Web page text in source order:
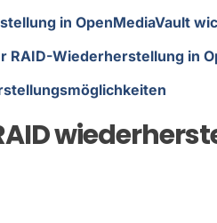
in OpenMediaVault
Wiederherstellung in